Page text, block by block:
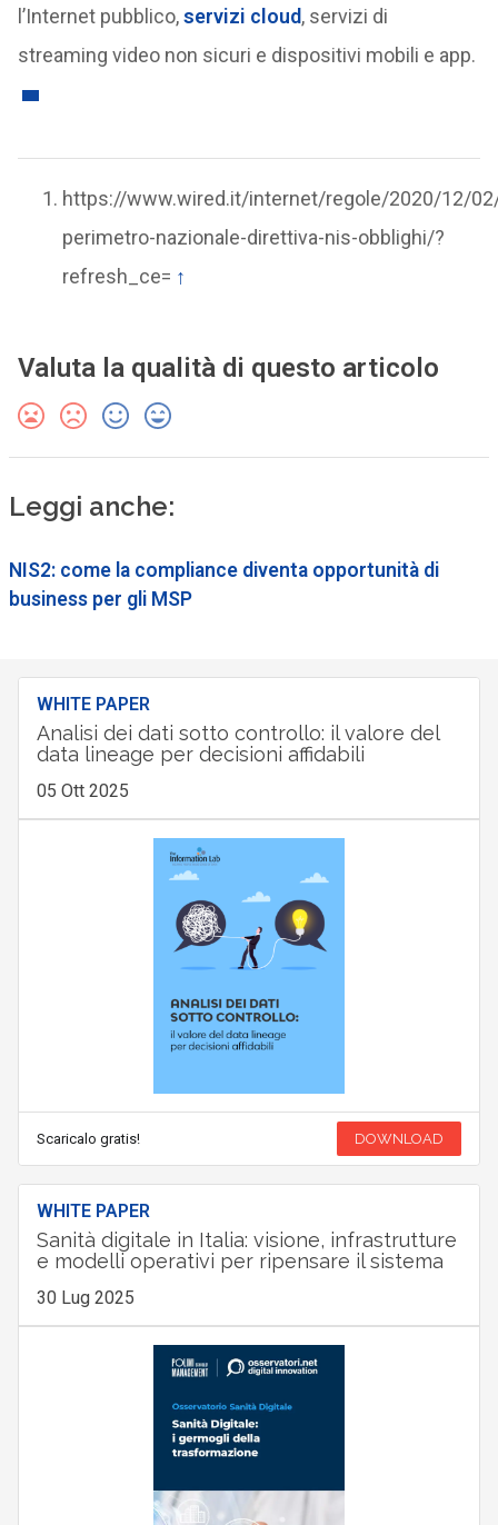
l’Internet pubblico,servizi cloud, servizi di
streaming video non sicuri e dispositivi mobili e app.
https://www.wired.it/internet/regole/2020/12/
perimetro-nazionale-direttiva-nis-obblighi/?
refresh_ce= ↑
Valuta la qualità di questo articolo
Leggi anche:
NIS2: come la compliance diventa opportunità di
business per gli MSP
WHITE PAPER
Analisi dei dati sotto controllo: il valore del
data lineage per decisioni affidabili
05 Ott 2025
Scaricalo gratis! DOWNLOAD
WHITE PAPER
Sanità digitale in Italia: visione, infrastrutture
e modelli operativi per ripensare il sistema
30 Lug 2025